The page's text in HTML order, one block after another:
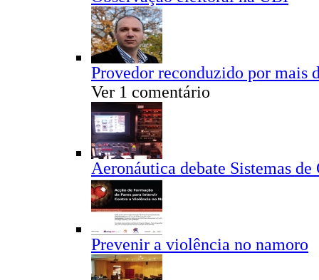
Provedor reconduzido por mais
Ver 1 comentário
Aeronáutica debate Sistemas
Prevenir a violência no namoro